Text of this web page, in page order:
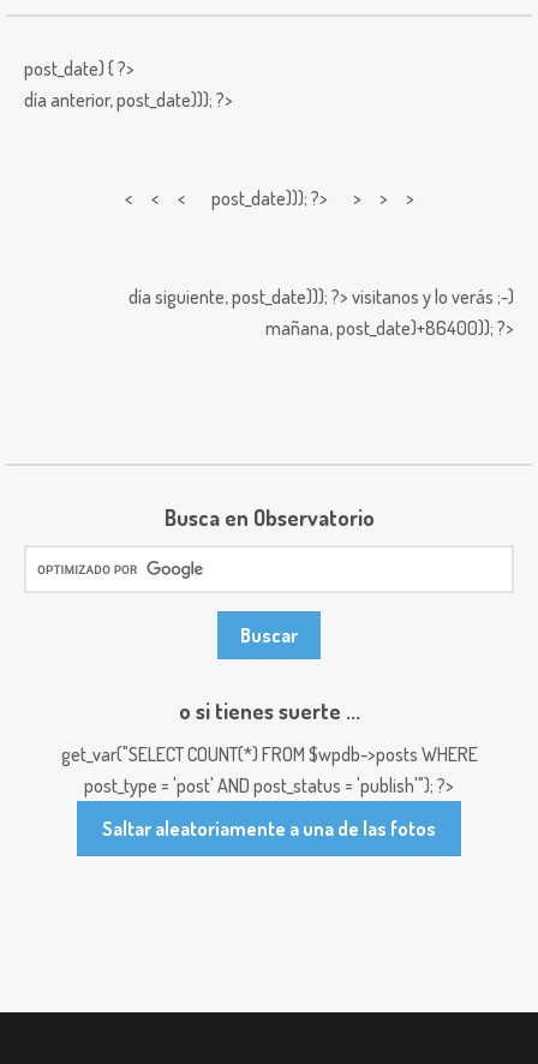
post_date) { ?>
día anterior,post_date))); ?>
< < < post_date))); ?> > > >
día siguiente,post_date))); ?> visitanos y lo verás ;-)
mañana,post_date)+86400)); ?>
Busca en Observatorio
o si tienes suerte ...
get_var("SELECT COUNT(*) FROM $wpdb->posts WHERE
post_type = 'post' AND post_status = 'publish'"); ?>
Saltar aleatoriamente a una de las fotos